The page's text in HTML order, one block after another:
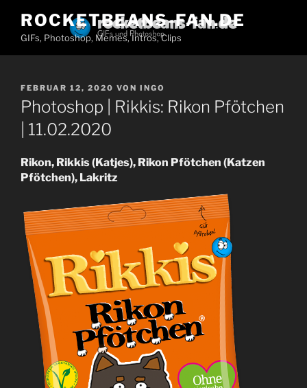
Inhalt
springen
ROCKETBEANS-FAN.DE
GIFs, Photoshop, Memes, Intros, Clips
VERÖFFENTLICHT
AM
FEBRUAR 12, 2020 VON INGO
Photoshop | Rikkis: Rikon Pfötchen
| 11.02.2020
Rikon, Rikkis (Katjes), Rikon Pfötchen (Katzen
Pfötchen), Lakritz